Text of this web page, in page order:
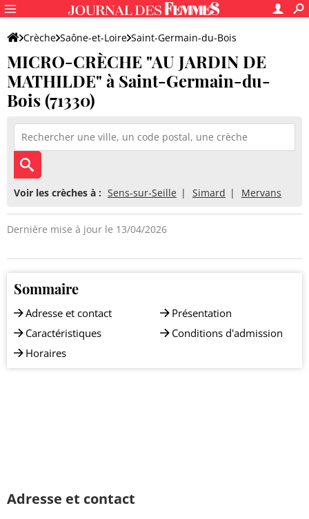
Crèche Saône-et-Loire Saint-Germain-du-Bois
MICRO-CRÈCHE "AU JARDIN DE MATHILDE"
MICRO-CRÈCHE "AU JARDIN DE
MATHILDE" à Saint-Germain-du-
Bois (71330)
Voir les crèches à : Sens-sur-Seille Simard Mervans
Dernière mise à jour le 13/04/2026
Sommaire
Adresse et contact
Caractéristiques
Horaires
Présentation
Conditions d'admission
Adresse et contact